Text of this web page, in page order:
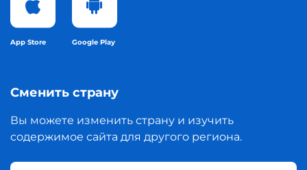
App Store Google Play
Сменить страну
Вы можете изменить страну и изучить
содержимое сайта для другого региона.